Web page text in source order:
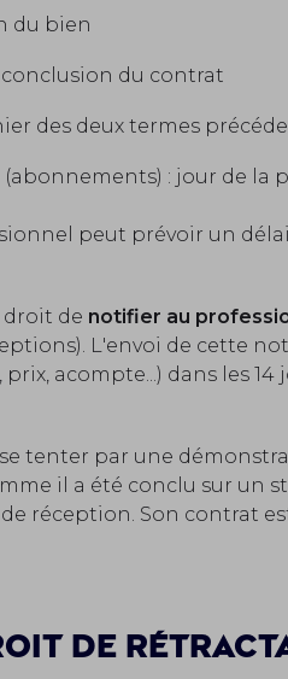
du bien
conclusion du contrat
des deux termes
(abonnements) : jour de la
peut prévoir un
droit de notifier au
L'envoi de cette
prix, acompte...) dans les
tenter par une
il a été conclu sur un
réception. Son contrat
de